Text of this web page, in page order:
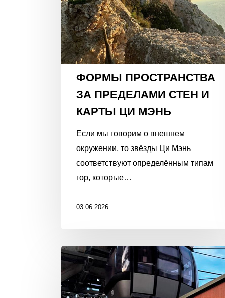
ФОРМЫ ПРОСТРАНСТВА
ЗА ПРЕДЕЛАМИ СТЕН И
КАРТЫ ЦИ МЭНЬ
Если мы говорим о внешнем
окружении, то звёзды Ци Мэнь
соответствуют определённым типам
гор, которые…
03.06.2026
С
Новым
2026
|